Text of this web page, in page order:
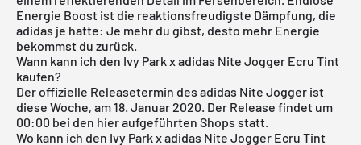
Energie Boost ist die reaktionsfreudigste Dämpfung, die
adidas je hatte: Je mehr du gibst, desto mehr Energie
bekommst du zurück.
Wann kann ich den Ivy Park x adidas Nite Jogger Ecru Tint
kaufen?
Der offizielle Releasetermin des adidas Nite Jogger ist
diese Woche, am 18. Januar 2020. Der Release findet um
00:00 bei den hier aufgeführten Shops statt.
Wo kann ich den Ivy Park x adidas Nite Jogger Ecru Tint